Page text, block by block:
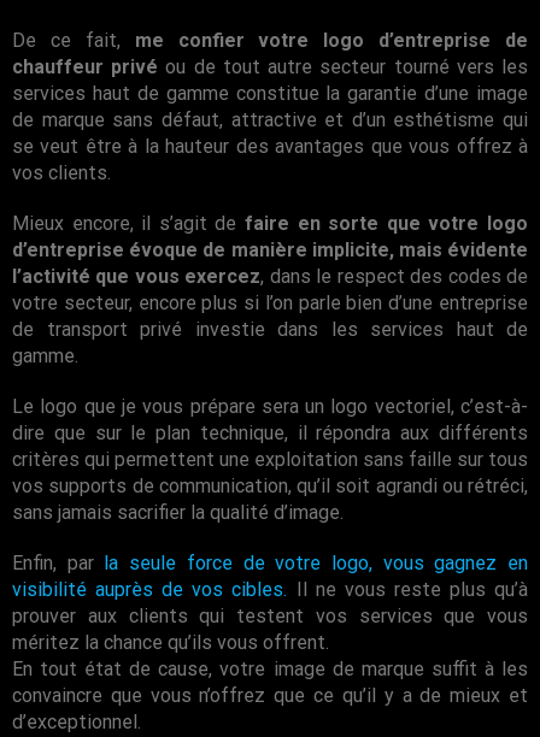
De ce fait, me confier votre logo d’entreprise de
chauffeur privé ou de tout autre secteur tourné vers les
services haut de gamme constitue la garantie d’une image
de marque sans défaut, attractive et d’un esthétisme qui
se veut être à la hauteur des avantages que vous offrez à
vos clients.
Mieux encore, il s’agit de faire en sorte que votre logo
d’entreprise évoque de manière implicite, mais évidente
l’activité que vous exercez, dans le respect des codes de
votre secteur, encore plus si l’on parle bien d’une entreprise
de transport privé investie dans les services haut de
gamme.
Le logo que je vous prépare sera un logo vectoriel, c’est-à-
dire que sur le plan technique, il répondra aux différents
critères qui permettent une exploitation sans faille sur tous
vos supports de communication, qu’il soit agrandi ou rétréci,
sans jamais sacrifier la qualité d’image.
Enfin, par la seule force de votre logo, vous gagnez en
visibilité auprès de vos cibles. Il ne vous reste plus qu’à
prouver aux clients qui testent vos services que vous
méritez la chance qu’ils vous offrent.
En tout état de cause, votre image de marque suffit à les
convaincre que vous n’offrez que ce qu’il y a de mieux et
d’exceptionnel.